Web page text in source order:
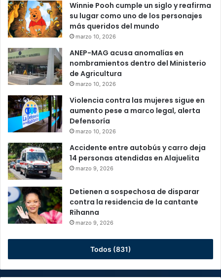
Winnie Pooh cumple un siglo y reafirma
su lugar como uno de los personajes
más queridos del mundo
marzo 10, 2026
ANEP-MAG acusa anomalías en
nombramientos dentro del Ministerio
de Agricultura
marzo 10, 2026
Violencia contra las mujeres sigue en
aumento pese a marco legal, alerta
Defensoría
marzo 10, 2026
Accidente entre autobús y carro deja
14 personas atendidas en Alajuelita
marzo 9, 2026
Detienen a sospechosa de disparar
contra la residencia de la cantante
Rihanna
marzo 9, 2026
Todos (831)